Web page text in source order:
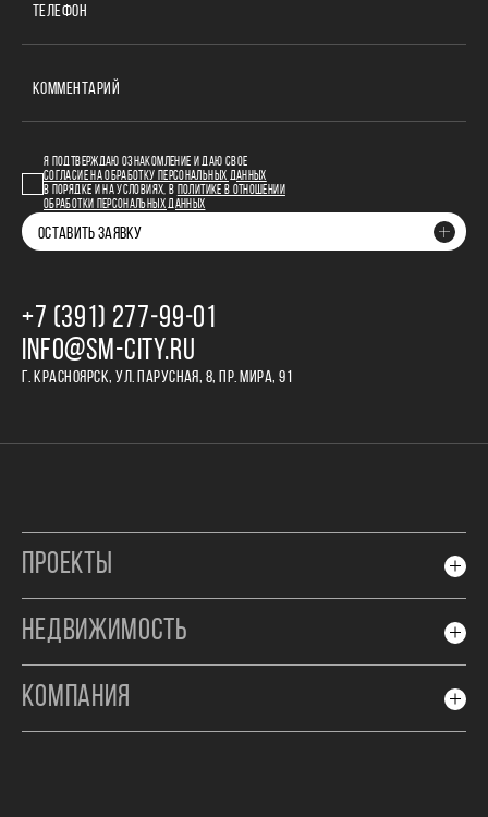
ТЕЛЕФОН
КОММЕНТАРИЙ
Я ПОДТВЕРЖДАЮ ОЗНАКОМЛЕНИЕ И ДАЮ СВОЕ
СОГЛАСИЕ НА ОБРАБОТКУ ПЕРСОНАЛЬНЫХ ДАННЫХ
В ПОРЯДКЕ И НА УСЛОВИЯХ, В
ПОЛИТИКЕ В ОТНОШЕНИИ
ОБРАБОТКИ ПЕРСОНАЛЬНЫХ ДАННЫХ
ОСТАВИТЬ ЗАЯВКУ
+7 (391) 277‒99‒01
INFO@SM-CITY.RU
Г. КРАСНОЯРСК, УЛ. ПАРУСНАЯ, 8, ПР. МИРА, 91
ПРОЕКТЫ
НЕДВИЖИМОСТЬ
КОМПАНИЯ